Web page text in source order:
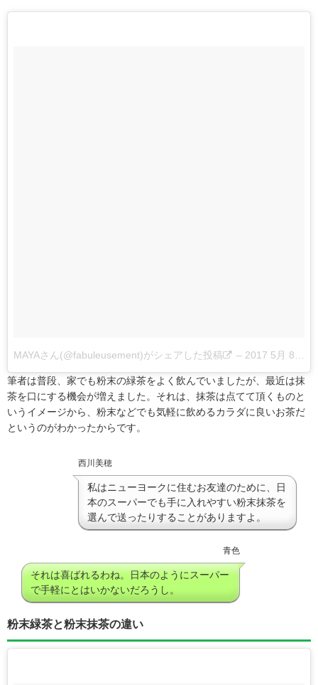
MAYAさん(@fabuleusement)がシェアした投稿 – 2017 5月 8 2:16午後 PDT
筆者は普段、家でも粉末の緑茶をよく飲んでいましたが、最近は抹
茶を口にする機会が増えました。それは、抹茶は点てて頂くものと
いうイメージから、粉末などでも気軽に飲めるカラダに良いお茶だ
というのがわかったからです。
西川美穂
私はニューヨークに住むお友達のために、日
本のスーパーでも手に入れやすい粉末抹茶を
選んで送ったりすることがありますよ。
青色
それは喜ばれるわね。日本のようにスーパー
で手軽にとはいかないだろうし。
粉末緑茶と粉末抹茶の違い